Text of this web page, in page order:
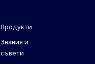
Продукти
Знания и
съвети